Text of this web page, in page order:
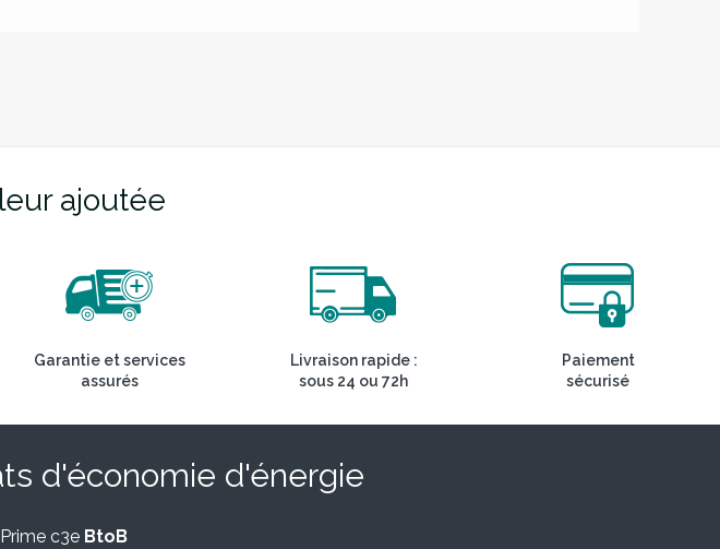
ajoutée
Garantie et services
assurés
Livraison rapide :
sous 24 ou 72h
Paiement
sécurisé
d'économie d'énergie
c3e BtoB